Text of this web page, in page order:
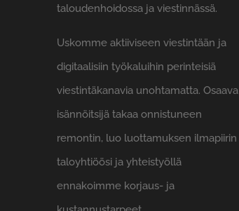
taloudenhoidossa ja viestinnässä.
Uskomme aktiiviseen viestintään ja
digitaalisiin työkaluihin perinteisiä
viestintäkanavia unohtamatta. Osaava
isännöitsijä takaa onnistuneen
remontin, luo luottamuksen ilmapiirin
taloyhtiöösi ja yhteistyöllä
ennakoimme korjaus- ja